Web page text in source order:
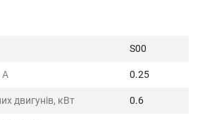
S00
А 0.25
двигунів, кВт 0.6